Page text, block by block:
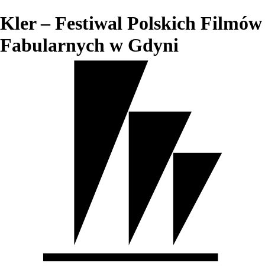
Kler – Festiwal Polskich Filmów
Fabularnych w Gdyni